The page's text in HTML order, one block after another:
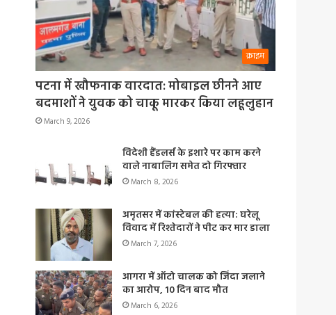
क्राइम
पटना में खौफनाक वारदात: मोबाइल छीनने आए
बदमाशों ने युवक को चाकू मारकर किया लहूलुहान
March 9, 2026
विदेशी हैंडलर्स के इशारे पर काम करने
वाले नाबालिग समेत दो गिरफ्तार
March 8, 2026
अमृतसर में कांस्टेबल की हत्या: घरेलू
विवाद में रिश्तेदारों ने पीट कर मार डाला
March 7, 2026
आगरा में ऑटो चालक को जिंदा जलाने
का आरोप, 10 दिन बाद मौत
March 6, 2026